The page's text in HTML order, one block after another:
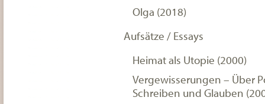
Olga (2018)
Aufsätze / Essays
Heimat als Utopie (2000)
Vergewisserungen – Über
Schreiben und Glauben